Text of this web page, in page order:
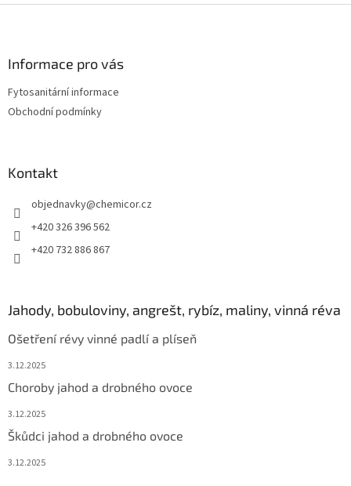
Informace pro vás
Fytosanitární informace
Obchodní podmínky
Kontakt
objednavky@chemicor.cz
+420 326 396 562
+420 732 886 867
Jahody, bobuloviny, angrešt, rybíz, maliny, vinná réva
Ošetření révy vinné padlí a plíseň
3.12.2025
Choroby jahod a drobného ovoce
3.12.2025
Škůdci jahod a drobného ovoce
3.12.2025